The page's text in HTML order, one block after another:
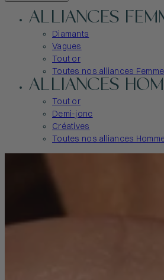
ALLIANCES
Diamants
Vagues
Tout or
Toutes nos alliances Femme
ALLIANCES
Tout or
Demi-jonc
Créatives
Toutes nos alliances